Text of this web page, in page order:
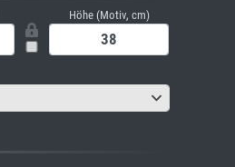
Höhe (Motiv, cm)